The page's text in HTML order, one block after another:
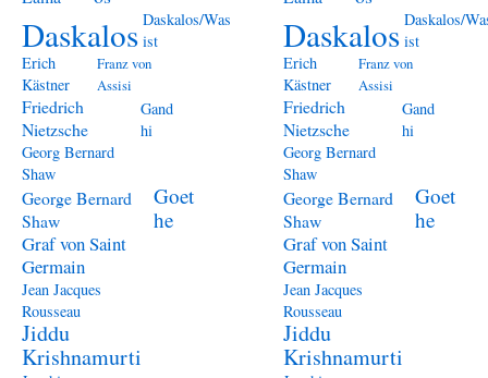
Daskalos Daskalos/Was
ist
Erich
Kästner
Franz von
Assisi
Friedrich
Nietzsche
Gand
hi
Georg Bernard
Shaw
George Bernard
Shaw
Goet
he
Graf von Saint
Germain
Jean Jacques
Rousseau
Jiddu
Krishnamurti
Daskalos Daskalos/
ist
Erich
Kästner
Franz von
Assisi
Friedrich
Nietzsche
Gand
hi
Georg Bernard
Shaw
George Bernard
Shaw
Goet
he
Graf von Saint
Germain
Jean Jacques
Rousseau
Jiddu
Krishnamurti